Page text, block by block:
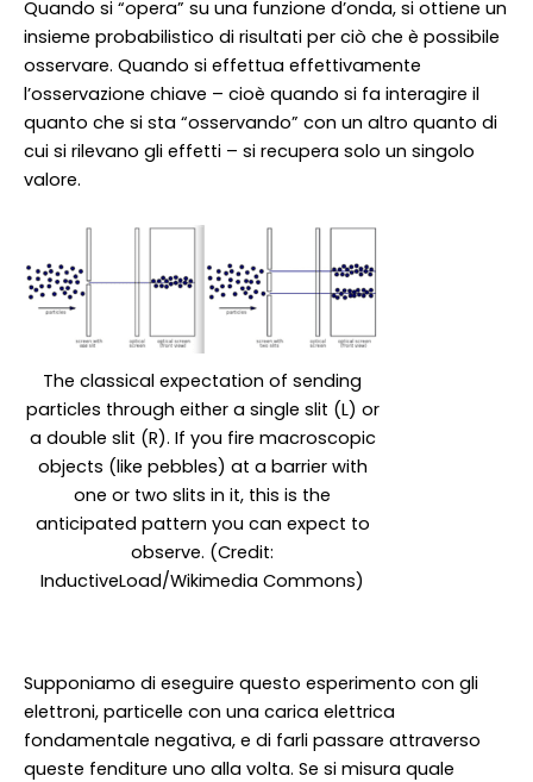
Quando si “opera” su una funzione d’onda, si ottiene un
insieme probabilistico di risultati per ciò che è possibile
osservare. Quando si effettua effettivamente
l’osservazione chiave – cioè quando si fa interagire il
quanto che si sta “osservando” con un altro quanto di
cui si rilevano gli effetti – si recupera solo un singolo
valore.
The classical expectation of sending
particles through either a single slit (L) or
a double slit (R). If you fire macroscopic
objects (like pebbles) at a barrier with
one or two slits in it, this is the
anticipated pattern you can expect to
observe. (Credit:
InductiveLoad/Wikimedia Commons)
Supponiamo di eseguire questo esperimento con gli
elettroni, particelle con una carica elettrica
fondamentale negativa, e di farli passare attraverso
queste fenditure uno alla volta. Se si misura quale